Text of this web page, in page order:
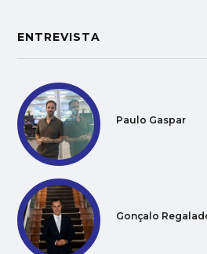
ENTREVISTA
Paulo Gaspar
Gonçalo